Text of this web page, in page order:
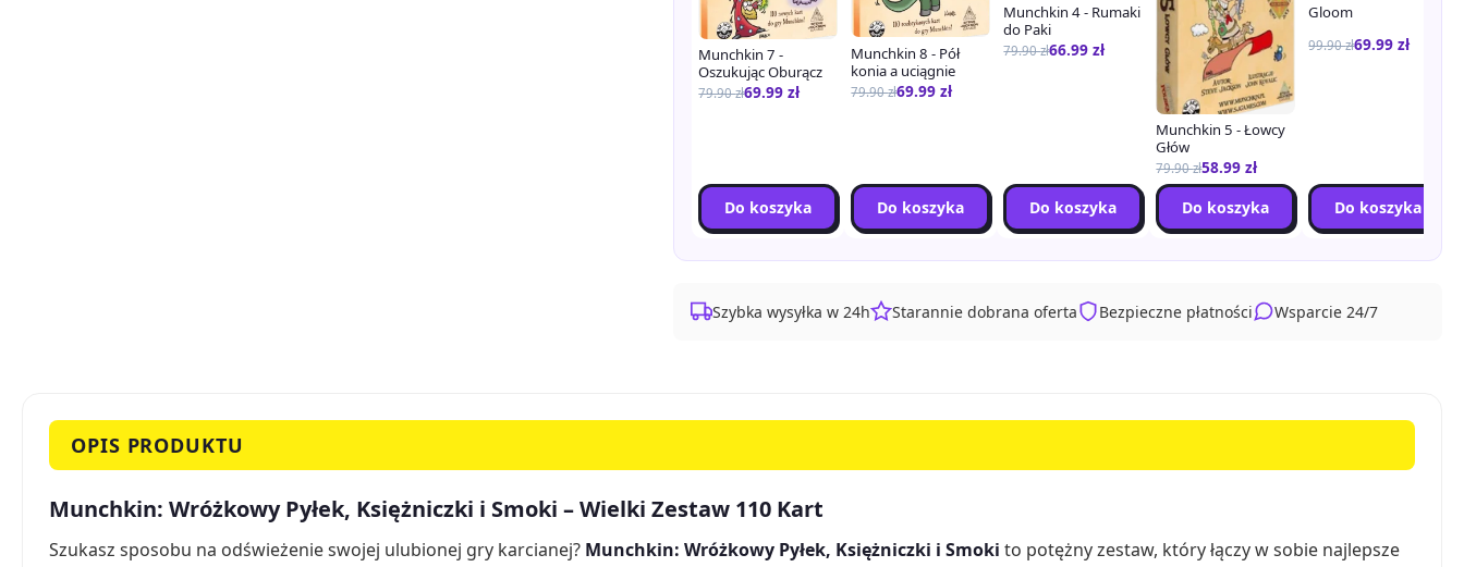
Munchkin 7 -
Oszukując Oburącz
79.90zł69.99zł
Do koszyka
Munchkin 8 - Pół
konia a uciągnie
79.90zł69.99zł
Do koszyka
Munchkin 4 - Rumaki
do Paki
79.90zł66.99zł
Do koszyka
Munchkin 5 - Łowcy
Głów
79.90zł58.99zł
Do koszyka
Gloom
99.90zł69.99zł
Do koszyka
Szybka wysyłka w 24h Starannie dobrana oferta Bezpieczne płatności Wsparcie 24/7
OPIS PRODUKTU
Munchkin: Wróżkowy Pyłek, Księżniczki i Smoki – Wielki Zestaw 110 Kart
Szukasz sposobu na odświeżenie swojej ulubionej gry karcianej? Munchkin: Wróżkowy Pyłek, Księżniczki i Smoki to potężny zestaw, który łączy w sobie najlepsze